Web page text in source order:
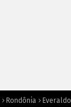
Rondônia